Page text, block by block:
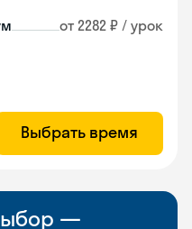
от 2282 ₽ / урок
Выбрать время
—